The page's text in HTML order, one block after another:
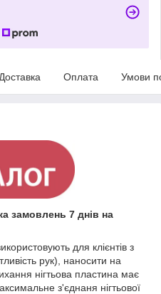
Доставка Оплата Умови
замовлень 7 днів на
для клієнтів з
рук), наносити на
нігтьова пластина має
з'єднаня нігтьової